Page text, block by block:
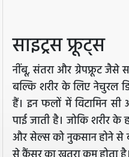
साइट्रस फ्रूट्स
नींबू, संतरा और ग्रेपफ्रूट जैसे
बल्कि शरीर के लिए नेचुरल
हैं। इन फलों में विटामिन सी
पाई जाती है। जोकि शरीर
और सेल्स को नुकसान होने से